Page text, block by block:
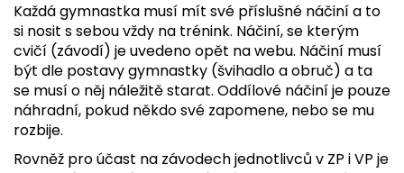
Každá gymnastka musí mít své příslušné náčiní a to
si nosit s sebou vždy na trénink. Náčiní, se kterým
cvičí (závodí) je uvedeno opět na webu. Náčiní musí
být dle postavy gymnastky (švihadlo a obruč) a ta
se musí o něj náležitě starat. Oddílové náčiní je pouze
náhradní, pokud někdo své zapomene, nebo se mu
rozbije.
Rovněž pro účast na závodech jednotlivců v ZP i VP je